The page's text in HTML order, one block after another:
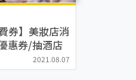
券】美妝店消
惠券/抽酒店
2021.08.07